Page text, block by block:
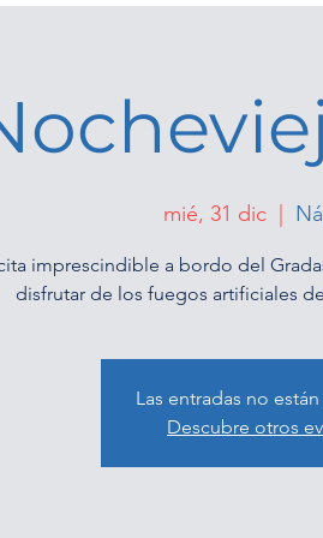
mié, 31 dic
  |
imprescindible a bordo del
disfrutar de los fuegos artificiales
Las entradas no
Descubre otros